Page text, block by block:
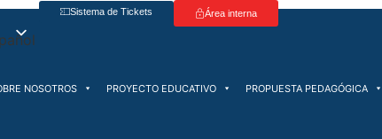
Sistema de Tickets Área interna
NOSOTROS PROYECTO EDUCATIVO PROPUESTA PEDAGÓGICA